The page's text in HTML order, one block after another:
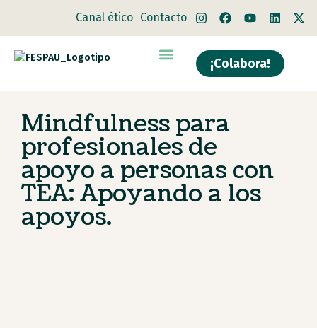
Canal ético Contacto
¡Colabora!
Mindfulness para
profesionales de
apoyo a personas con
TEA: Apoyando a los
apoyos.